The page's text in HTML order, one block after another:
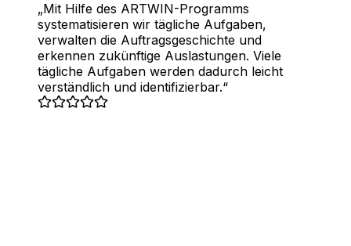
Mit Hilfe des ARTWIN-Programms
systematisieren wir tägliche Aufgaben,
verwalten die Auftragsgeschichte und
erkennen zukünftige Auslastungen. Viele
tägliche Aufgaben werden dadurch leicht
verständlich und identifizierbar.